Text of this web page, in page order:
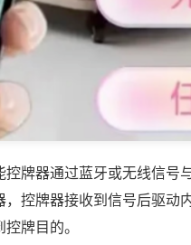
牌器通过蓝牙或无线信号
控牌器接收到信号后驱动
牌目的。